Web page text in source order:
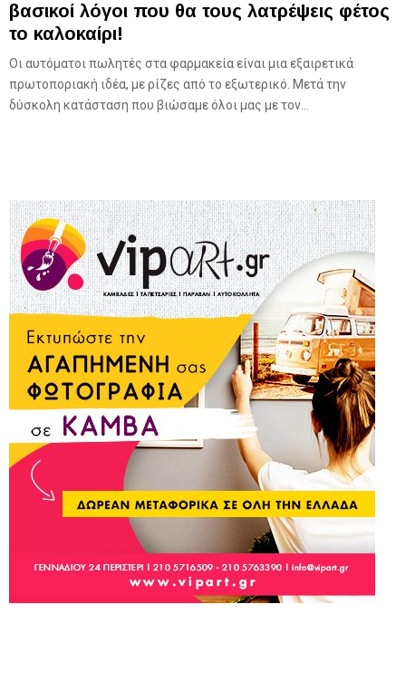
βασικοί λόγοι που θα τους λατρέψεις φέτος
το καλοκαίρι!
Οι αυτόματοι πωλητές στα φαρμακεία είναι μια εξαιρετικά
πρωτοποριακή ιδέα, με ρίζες από το εξωτερικό. Μετά την
δύσκολη κατάσταση που βιώσαμε όλοι μας με τον...